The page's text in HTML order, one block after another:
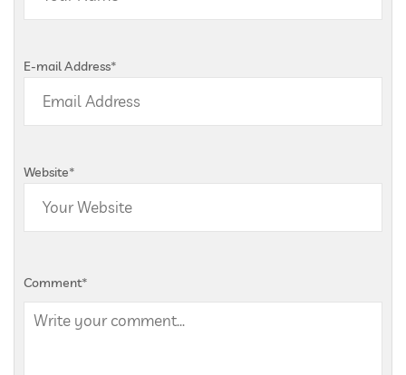
E-mail Address*
Website*
Comment*